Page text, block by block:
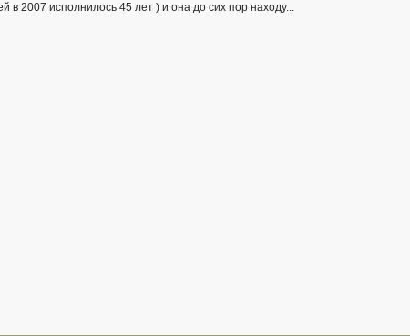
в 2007 исполнилось 45 лет ) и она до сих пор находу...